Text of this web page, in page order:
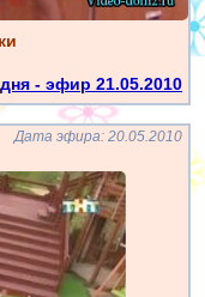
- эфир 21.05.2010
Дата эфира: 20.05.2010